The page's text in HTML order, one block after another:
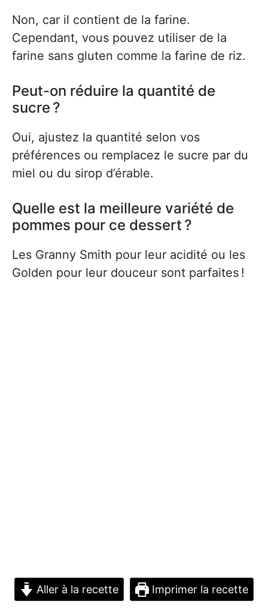
Non, car il contient de la farine.
Cependant, vous pouvez utiliser de la
farine sans gluten comme la farine de riz.
Peut-on réduire la quantité de
sucre ?
Oui, ajustez la quantité selon vos
préférences ou remplacez le sucre par du
miel ou du sirop d’érable.
Quelle est la meilleure variété de
pommes pour ce dessert ?
Les Granny Smith pour leur acidité ou les
Golden pour leur douceur sont parfaites !
Aller à la recette Imprimer la recette